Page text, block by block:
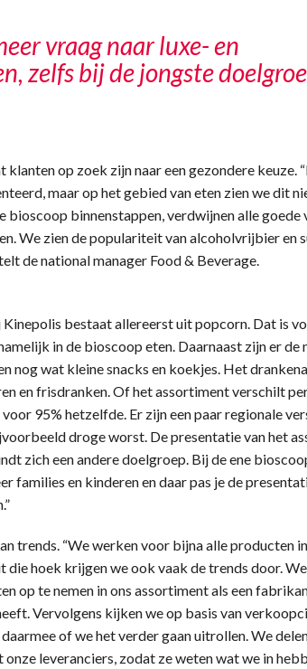
vraag naar luxe- en
zelfs bij de jongste
klanten op zoek zijn naar een gezondere keuze.
maar op het gebied van eten zien we dit
bioscoop binnenstappen, verdwijnen alle goede
We zien de populariteit van alcoholvrijbier en
de national manager Food & Beverage.
bestaat allereerst uit popcorn. Dat is
in de bioscoop eten. Daarnaast zijn er de
nog wat kleine snacks en koekjes. Het
en frisdranken. Of het assortiment verschilt
95% hetzelfde. Er zijn een paar regionale
droge worst. De presentatie van het
zich een andere doelgroep. Bij de ene
families en kinderen en daar pas je de
trends. “We werken voor bijna alle producten
die hoek krijgen we ook vaak de trends door.
op te nemen in ons assortiment als een
Vervolgens kijken we op basis van
of we het verder gaan uitrollen. We
leveranciers, zodat ze weten wat we in